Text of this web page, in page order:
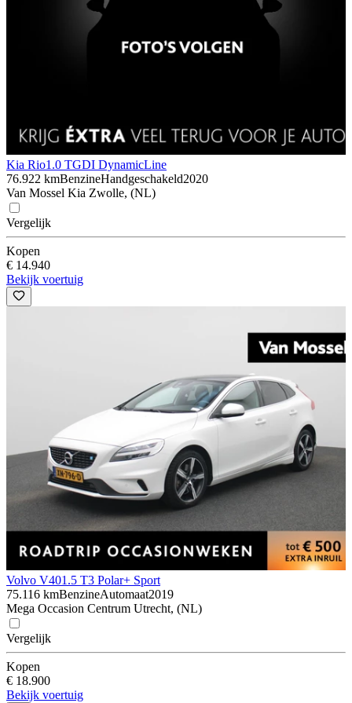
Kia Rio1.0 TGDI DynamicLine
76.922 kmBenzineHandgeschakeld2020
Van Mossel Kia Zwolle, (NL)
Vergelijk
Kopen
€ 14.940
Bekijk voertuig
Volvo V401.5 T3 Polar+ Sport
75.116 kmBenzineAutomaat2019
Mega Occasion Centrum Utrecht, (NL)
Vergelijk
Kopen
€ 18.900
Bekijk voertuig